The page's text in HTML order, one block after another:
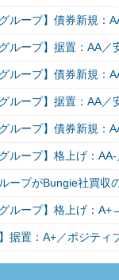
グループ】債券新規：
グループ】据置：AA／
グループ】債券新規：
グループ】据置：AA／
グループ】債券新規：
グループ】格上げ：
ープがBungie社買収
グループ】格上げ：
】据置：A+／ポジティ